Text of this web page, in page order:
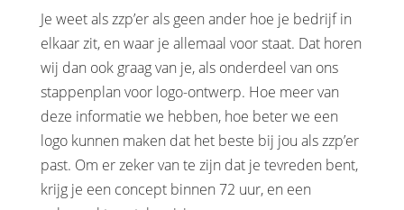
Je weet als zzp’er als geen ander hoe je bedrijf in
elkaar zit, en waar je allemaal voor staat. Dat horen
wij dan ook graag van je, als onderdeel van ons
stappenplan voor logo-ontwerp. Hoe meer van
deze informatie we hebben, hoe beter we een
logo kunnen maken dat het beste bij jou als zzp’er
past. Om er zeker van te zijn dat je tevreden bent,
krijg je een concept binnen 72 uur, en een